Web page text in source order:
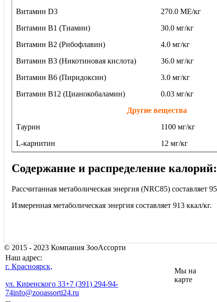
Витамин D3
270.0 МЕ/кг
Витамин B1 (Тиамин)
30.0 мг/кг
Витамин B2 (Рибофлавин)
4.0 мг/кг
Витамин B3 (Никотиновая кислота)
36.0 мг/кг
Витамин B6 (Пиридоксин)
3.0 мг/кг
Витамин В12 (Цианокобаламин)
0.03 мг/кг
Другие вещества
Таурин
1100 мг/кг
L-карнитин
12 мг/кг
Содержание и распределение калорий:
Рассчитанная метаболическая энергия (NRC85) составляет
Измеренная метаболическая энергия составляет 913 ккал/кг.
© 2015 - 2023 Компания ЗооАссорти
Наш адрес:
г. Красноярск,
ул. Киренского 33+7 (391) 294-94-
74info@zooassorti24.ru
Мы на
карте